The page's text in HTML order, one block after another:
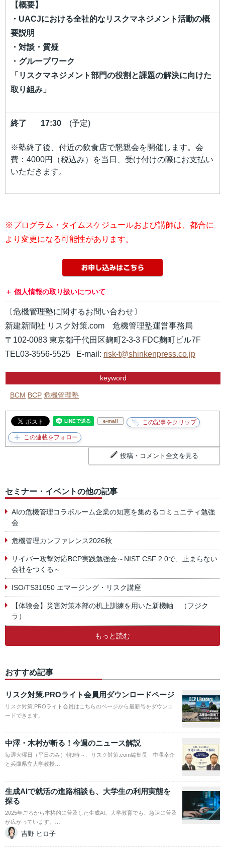
【概要】
・UACJにおける全社的なリスクマネジメント活動の概
要説明
・対談・質疑
・グループワーク
「リスクマネジメント部門の役割と課題の解決に向けた
取り組み」
終了 17:30 (予定)
※塾終了後、付近の飲食店で懇親会を開催します。会
費：4000円（税込み）を当日、受け付けの際にお支払い
いただきます。
※プログラム・タイムスケジュールおよび講師は、都合に
より変更になる可能性があります。
個人情報の取り扱いについて
〔危機管理塾に関するお問い合わせ〕
新建新聞社 リスク対策.com 危機管理塾運営事務局
〒102-0083 東京都千代田区麹町2-3-3 FDC麴町ビル7F
TEL03-3556-5525 E-mail: risk-t@shinkenpress.co.jp
keyword
BCM BCP 危機管理塾
e-mail
投稿・コメント全文を見る
セミナー・イベントの他の記事
AIの危機管理コラボルーム企業の知恵を集めるコミュニティ勉強
会
危機管理カンファレンス2026秋
サイバー攻撃対応BCP実践勉強会～NIST CSF 2.0で、止まらない
会社をつくる～
ISO/TS31050 エマージング・リスク講座
【体験会】災害対策本部の机上訓練を用いた新機軸 （フジク
ラ）
もっと読む
おすすめ記事
リスク対策.PROライト会員用ダウンロードページ
リスク対策.PROライト会員はこちらのページから最新号をダウンロ
ードできます。
中澤・木村が斬る！今週のニュース解説
毎週火曜日（平日のみ）朝9時～、リスク対策.com編集長 中澤幸介
と兵庫県立大学教授…
生成AIで就活の進路相談も、大学生の利用実態を
探る
2025年ごろから本格的に普及した生成AI。大学教育でも、急速に普及
が広がっています。…
吉野 ヒロ子